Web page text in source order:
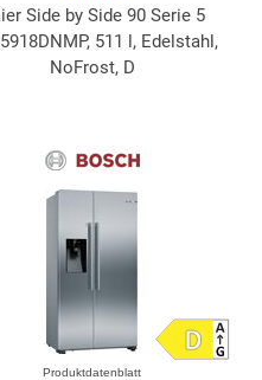
Side by Side 90 Serie 5
511 l, Edelstahl,
NoFrost, D
Produktdatenblatt